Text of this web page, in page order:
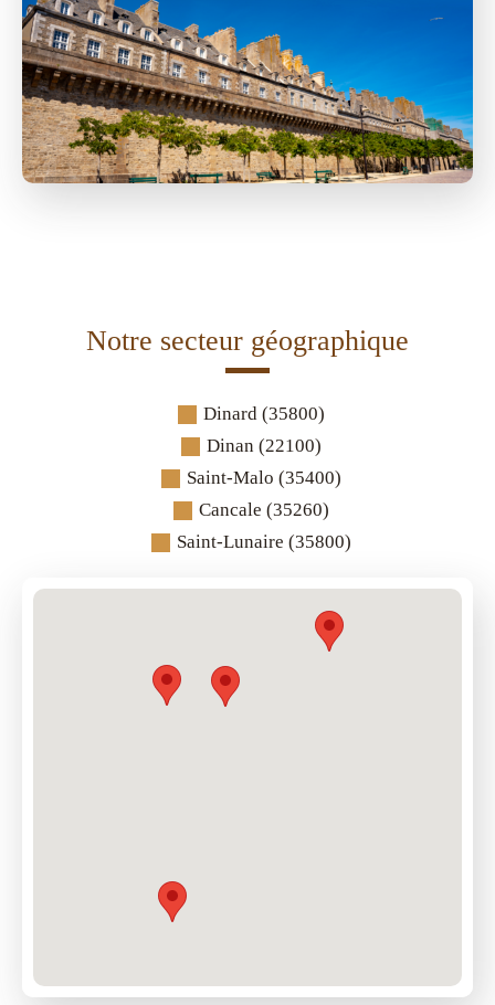
Notre secteur géographique
Dinard (35800)
Dinan (22100)
Saint-Malo (35400)
Cancale (35260)
Saint-Lunaire (35800)